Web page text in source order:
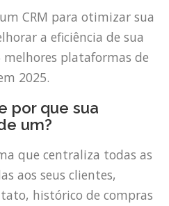
CRM para otimizar sua
a eficiência de sua
plataformas de
2025.
por que sua
um?
que centraliza todas as
aos seus clientes,
histórico de compras